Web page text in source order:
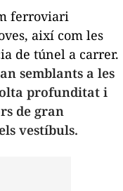
ferroviari
així com les
de túnel a carrer.
semblants a les
profunditat i
de gran
vestíbuls.